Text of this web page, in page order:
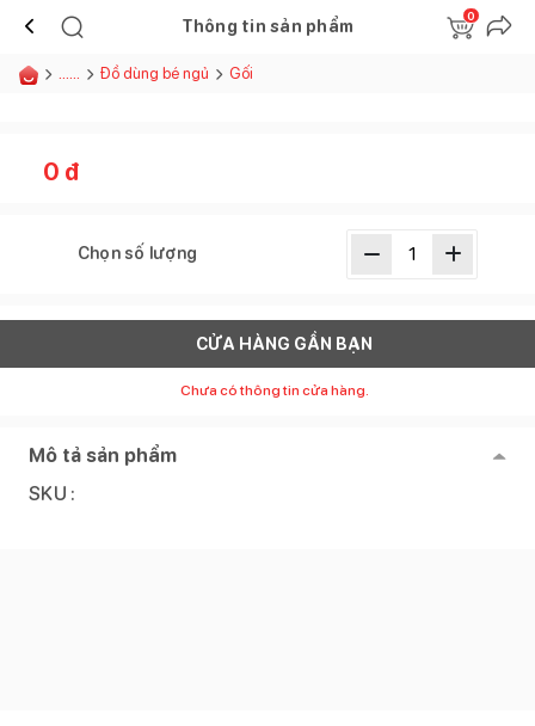
Thông tin sản phẩm
0
...... Đồ dùng bé ngủ Gối
0 đ
Chọn số lượng
CỬA HÀNG GẦN BẠN
Chưa có thông tin cửa hàng.
Mô tả sản phẩm
SKU :